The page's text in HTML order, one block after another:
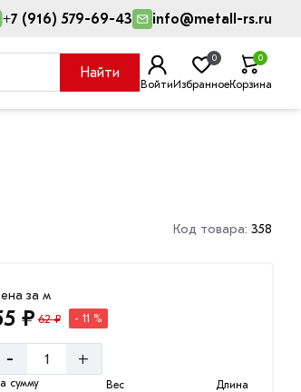
+7 (916) 579-69-43 info@metall-rs.ru
Найти
ВойтиИзбранное
0
Корзина
0
Код товара: 358
за м
₽ 62 ₽ - 11 %
- +
сумму Вес Длина